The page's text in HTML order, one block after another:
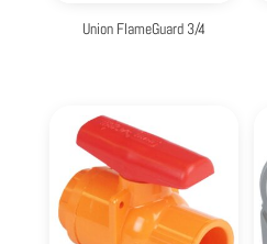
Union FlameGuard 3/4